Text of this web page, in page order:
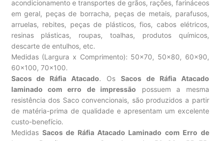
acondicionamento e transportes de grãos, rações, farináceos
em geral, peças de borracha, peças de metais, parafusos,
arruelas, rebites, peças de plásticos, fios, cabos elétricos,
resinas plásticas, roupas, toalhas, produtos químicos,
descarte de entulhos, etc.
Medidas (Largura x Comprimento): 50×70, 50×80, 60×90,
60×100, 70×100.
Sacos de Ráfia Atacado. Os Sacos de Ráfia Atacado
laminado com erro de impressão possuem a mesma
resistência dos Saco convencionais, são produzidos a partir
de matéria-prima de qualidade e apresentam um excelente
custo-benefício.
Medidas Sacos de Ráfia Atacado Laminado com Erro de